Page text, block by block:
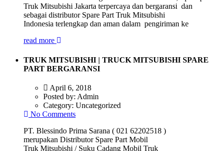
Truk Mitsubishi Jakarta terpercaya dan bergaransi dan
sebagai distributor Spare Part Truk Mitsubishi
Indonesia terlengkap dan aman dalam pengiriman ke
read more
TRUK MITSUBISHI | TRUCK MITSUBISHI SPARE
PART BERGARANSI
April 6, 2018
Posted by: Admin
Category: Uncategorized
No Comments
PT. Blessindo Prima Sarana ( 021 62202518 )
merupakan Distributor Spare Part Mobil
Truk Mitsubishi / Suku Cadang Mobil Truk